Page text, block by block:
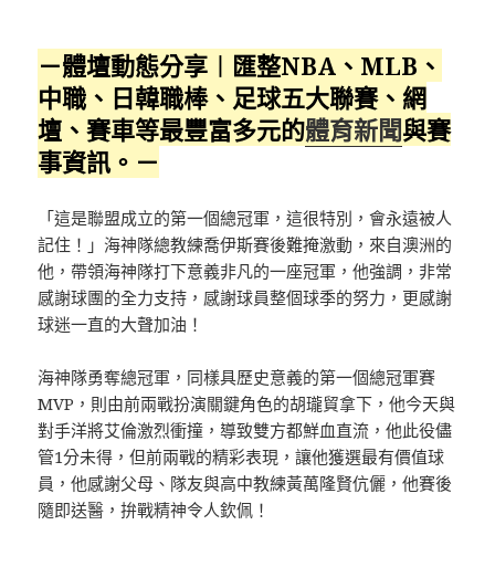
－體壇動態分享︱匯整NBA、MLB、
中職、日韓職棒、足球五大聯賽、網
壇、賽車等最豐富多元的體育新聞與賽
事資訊。－
「這是聯盟成立的第一個總冠軍，這很特別，會永遠被人
記住！」海神隊總教練喬伊斯賽後難掩激動，來自澳洲的
他，帶領海神隊打下意義非凡的一座冠軍，他強調，非常
感謝球團的全力支持，感謝球員整個球季的努力，更感謝
球迷一直的大聲加油！
海神隊勇奪總冠軍，同樣具歷史意義的第一個總冠軍賽
MVP，則由前兩戰扮演關鍵角色的胡瓏貿拿下，他今天與
對手洋將艾倫激烈衝撞，導致雙方都鮮血直流，他此役儘
管1分未得，但前兩戰的精彩表現，讓他獲選最有價值球
員，他感謝父母、隊友與高中教練黃萬隆賢伉儷，他賽後
隨即送醫，拚戰精神令人欽佩！